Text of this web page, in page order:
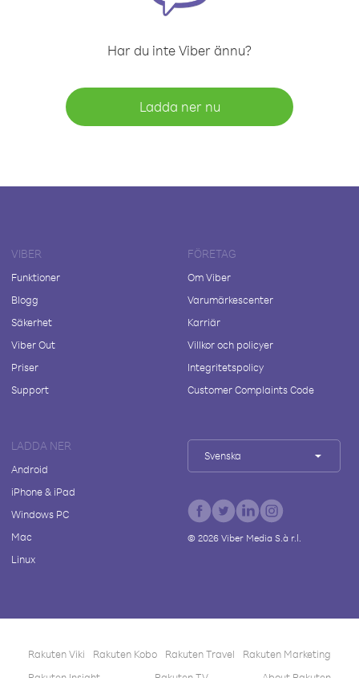
Har du inte Viber ännu?
Ladda ner nu
VIBER
Funktioner
Blogg
Säkerhet
Viber Out
Priser
Support
FÖRETAG
Om Viber
Varumärkescenter
Karriär
Villkor och policyer
Integritetspolicy
Customer Complaints Code
LADDA NER
Android
iPhone & iPad
Windows PC
Mac
Linux
Svenska
© 2026Viber Media S.à r.l.
Rakuten Viki Rakuten Kobo Rakuten Travel
Rakuten Marketing